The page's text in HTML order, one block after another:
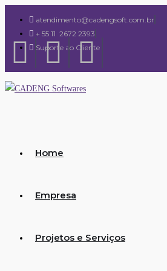
atendimento@cadengsoft.com.br
+ 55 11 2672 2393
Suporte ao Cliente
Home
Empresa
Projetos e Serviços